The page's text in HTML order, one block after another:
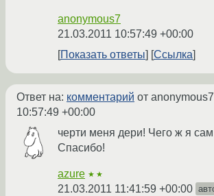
anonymous7
21.03.2011 10:57:49 +00:00
Показать ответы
Ссылка
Ответ на: комментарий от anonymous7
10:57:49 +00:00
черти меня дери! Чего ж я
Спасибо!
azure ★★
21.03.2011 11:41:59 +00:00